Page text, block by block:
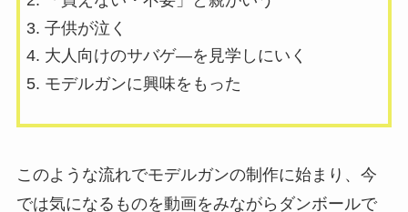
子供が泣く
大人向けのサバゲ―を見学しにいく
モデルガンに興味をもった
このような流れでモデルガンの制作に始まり、今
では気になるものを動画をみながらダンボールで